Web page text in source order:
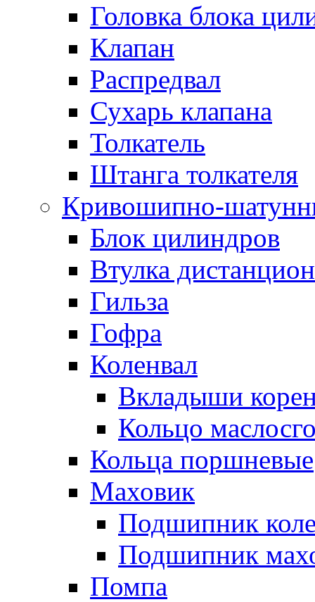
Головка блока
Клапан
Распредвал
Сухарь клапана
Толкатель
Штанга толкателя
Кривошипно-
Блок цилиндров
Втулка
Гильза
Гофра
Коленвал
Вкладыши
Кольцо
Кольца поршневые
Маховик
Подшипник
Подшипник
Помпа